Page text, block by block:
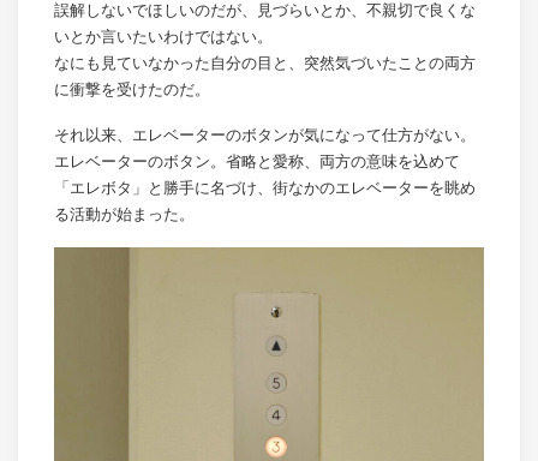
誤解しないでほしいのだが、見づらいとか、不親切で良くな
いとか言いたいわけではない。
なにも見ていなかった自分の目と、突然気づいたことの両方
に衝撃を受けたのだ。
それ以来、エレベーターのボタンが気になって仕方がない。
エレベーターのボタン。省略と愛称、両方の意味を込めて
「エレボタ」と勝手に名づけ、街なかのエレベーターを眺め
る活動が始まった。